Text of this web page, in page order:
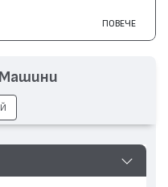
PrintSystem/ Turbo
ПОВЕЧЕ